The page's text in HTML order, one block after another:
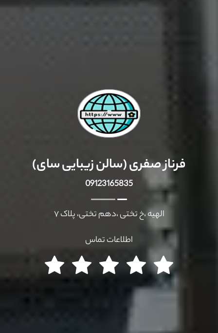
فرناز صفری (سالن زیبایی سای)
09123165835
الهیه ،خ تختی ،دهم تختی، پلاک ۷
اطلاعات تماس